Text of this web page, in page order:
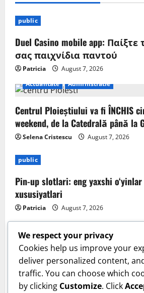
public
Duel Casino mobile app:
σας παιχνίδια παντού
Patricia
August 7, 2026
Actualitate
Administratie
Centrul Ploieștiului va fi ÎNCHIS
weekend, de la Catedrală până la
Selena Cristescu August 7, 2026
public
Pin-up slotlari: eng yaxshi
xususiyatlari
Patricia August 7, 2026
Sanatate
Cum îți verifici sănătatea inimii
We respect your privacy
Cookies help us improve your
deliver personalized content,
traffic. You can choose which
by clicking Customize. Click